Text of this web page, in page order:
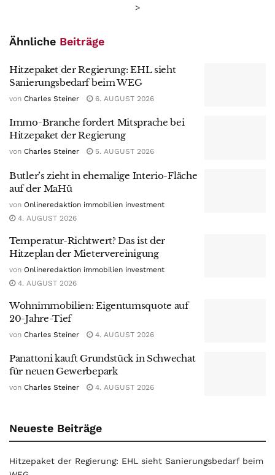
>
Ähnliche Beiträge
Hitzepaket der Regierung: EHL sieht
Sanierungsbedarf beim WEG
von Charles Steiner 6. AUGUST 2026
Immo-Branche fordert Mitsprache bei
Hitzepaket der Regierung
von Charles Steiner 5. AUGUST 2026
Butler’s zieht in ehemalige Interio-Fläche
auf der MaHü
von Onlineredaktion immobilien investment
4. AUGUST 2026
Temperatur-Richtwert? Das ist der
Hitzeplan der Mietervereinigung
von Onlineredaktion immobilien investment
4. AUGUST 2026
Wohnimmobilien: Eigentumsquote auf
20-Jahre-Tief
von Charles Steiner 4. AUGUST 2026
Panattoni kauft Grundstück in Schwechat
für neuen Gewerbepark
von Charles Steiner 4. AUGUST 2026
Neueste Beiträge
Hitzepaket der Regierung: EHL sieht Sanierungsbedarf beim